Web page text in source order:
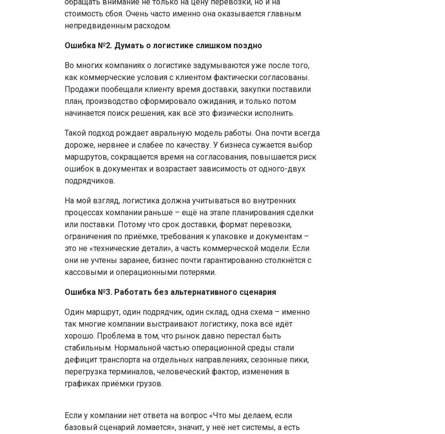
стоимость сбоя. Очень часто именно она оказывается главным
непредвиденным расходом.
Ошибка №2. Думать о логистике слишком поздно
Во многих компаниях о логистике задумываются уже после того,
как коммерческие условия с клиентом фактически согласованы.
Продажи пообещали клиенту время доставки, закупки поставили
план, производство сформировало ожидания, и только потом
начинается поиск решения, как всё это физически исполнить.
Такой подход рождает авральную модель работы. Она почти всегда
дороже, нервнее и слабее по качеству. У бизнеса сужается выбор
маршрутов, сокращается время на согласования, повышается риск
ошибок в документах и возрастает зависимость от одного-двух
подрядчиков.
На мой взгляд, логистика должна учитываться во внутренних
процессах компании раньше – ещё на этапе планирования сделки
или поставки. Потому что срок доставки, формат перевозки,
ограничения по приёмке, требования к упаковке и документам –
это не «технические детали», а часть коммерческой модели. Если
они не учтены заранее, бизнес почти гарантированно столкнётся с
кассовыми и операционными потерями.
Ошибка №3. Работать без альтернативного сценария
Один маршрут, один подрядчик, один склад, одна схема – именно
так многие компании выстраивают логистику, пока всё идёт
хорошо. Проблема в том, что рынок давно перестал быть
стабильным. Нормальной частью операционной среды стали
дефицит транспорта на отдельных направлениях, сезонные пики,
перегрузка терминалов, человеческий фактор, изменения в
графиках приёмки грузов.
Если у компании нет ответа на вопрос «Что мы делаем, если
базовый сценарий ломается», значит, у неё нет системы, а есть